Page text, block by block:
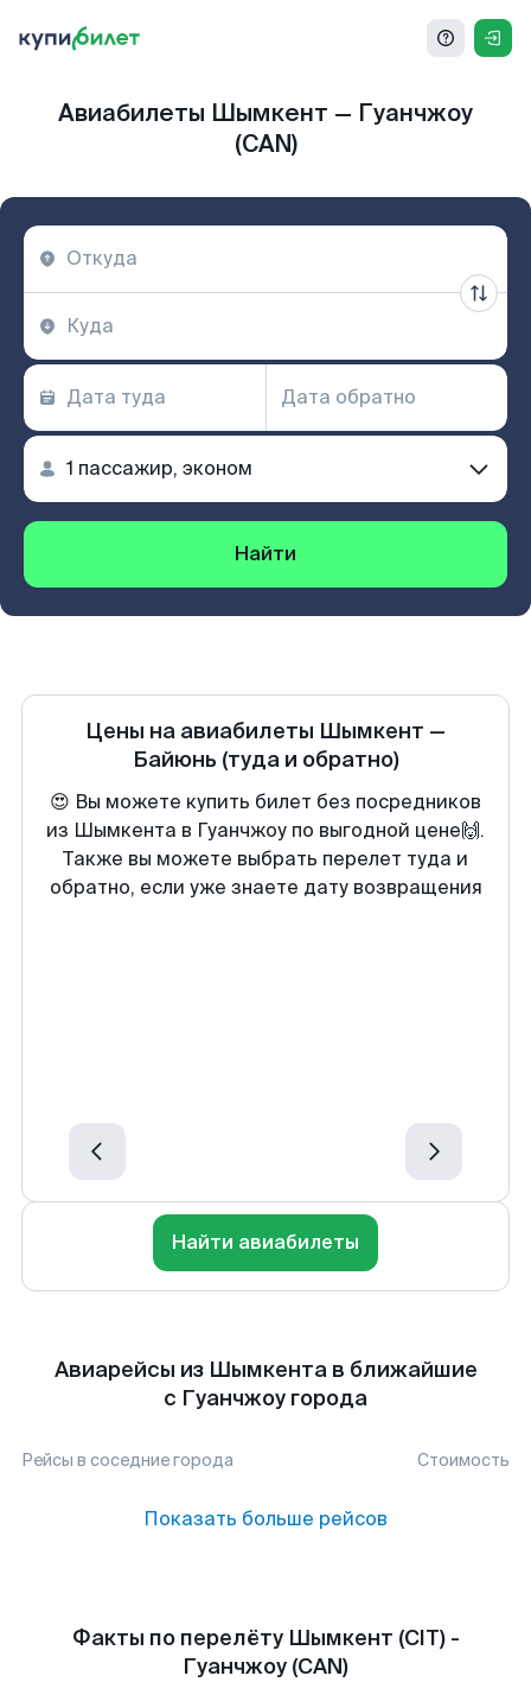
Авиабилеты Шымкент — Гуанчжоу
(CAN)
Найти
Цены на авиабилеты Шымкент —
Байюнь (туда и обратно)
😍 Вы можете купить билет без посредников
из Шымкента в Гуанчжоу по выгодной цене🙌.
Также вы можете выбрать перелет туда и
обратно, если уже знаете дату возвращения
Найти авиабилеты
Авиарейсы из Шымкента в ближайшие
с Гуанчжоу города
Рейсы в соседние города Стоимость
Показать больше рейсов
Факты по перелёту Шымкент (CIT) -
Гуанчжоу (CAN)